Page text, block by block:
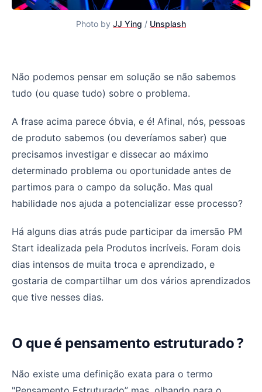
Photo by JJ Ying / Unsplash
Pensamento Estruturado - Habilidade para melhorar a
Não podemos pensar em solução se não sabemos
tudo (ou quase tudo) sobre o problema.
A frase acima parece óbvia, e é! Afinal, nós, pessoas
de produto sabemos (ou deveríamos saber) que
precisamos investigar e dissecar ao máximo
determinado problema ou oportunidade antes de
partimos para o campo da solução. Mas qual
habilidade nos ajuda a potencializar esse processo?
Há alguns dias atrás pude participar da imersão PM
Start idealizada pela Produtos incríveis. Foram dois
dias intensos de muita troca e aprendizado, e
gostaria de compartilhar um dos vários aprendizados
que tive nesses dias.
O que é pensamento estruturado ?
Não existe uma definição exata para o termo